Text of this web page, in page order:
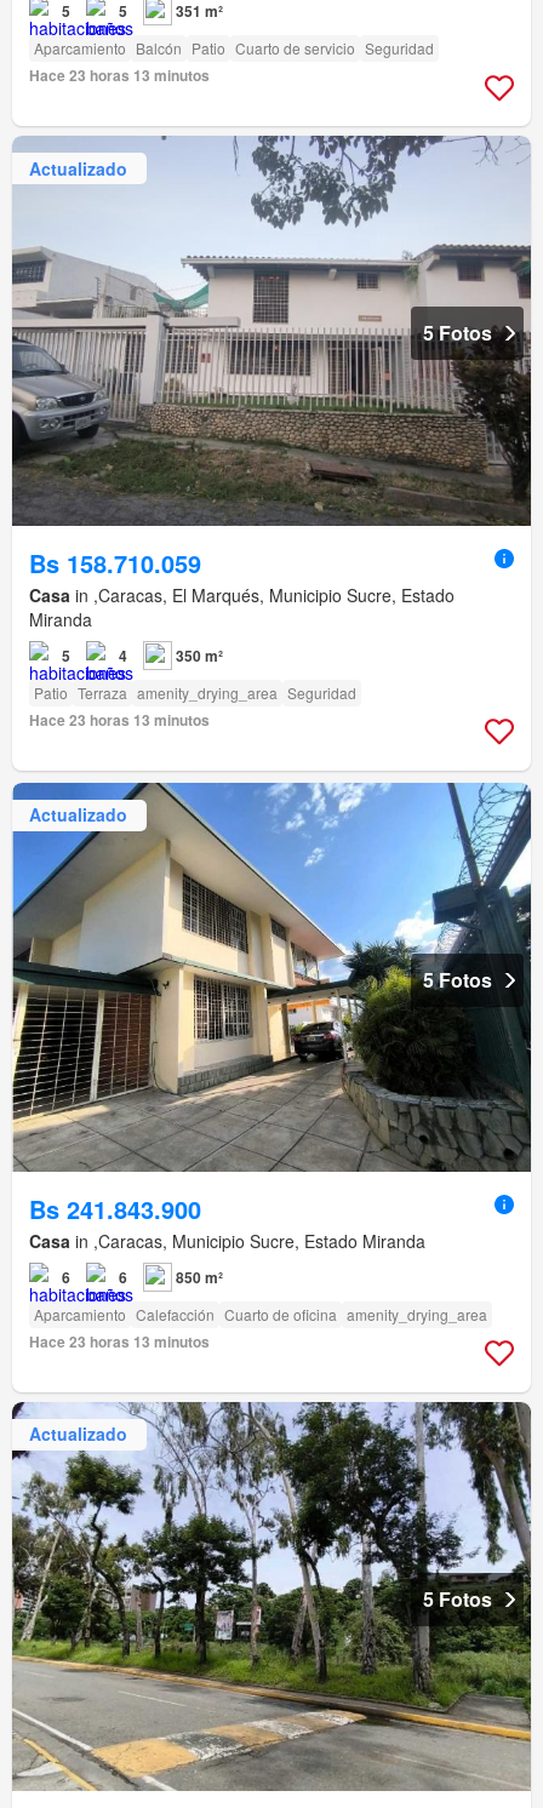
5 5 351 m²
Aparcamiento Balcón Patio Cuarto de servicio Seguridad
Hace 23 horas 13 minutos
Actualizado
5 Fotos
Bs 158.710.059
Casa in ,Caracas, El Marqués, Municipio Sucre, Estado
Miranda
5 4 350 m²
Patio Terraza amenity_drying_area Seguridad
Hace 23 horas 13 minutos
Actualizado
5 Fotos
Bs 241.843.900
Casa in ,Caracas, Municipio Sucre, Estado Miranda
6 6 850 m²
Aparcamiento Calefacción Cuarto de oficina amenity_drying_area
Hace 23 horas 13 minutos
Actualizado
5 Fotos